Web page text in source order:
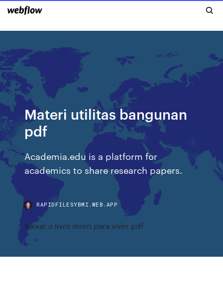
Materi utilitas bangunan
pdf
Academia.edu is a platform for
academics to share research papers.
RAPIDFILESYBMI.WEB.APP
Baixar o livro morri para viver pdf